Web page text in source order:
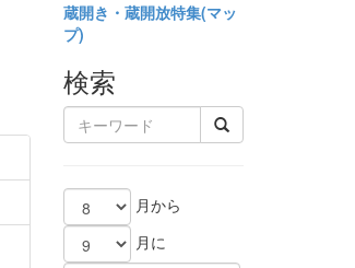
蔵開き・蔵開放特集(マッ
プ)
検索
月から
月に